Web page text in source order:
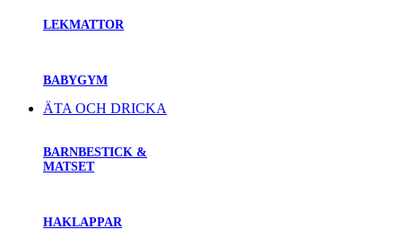
LEKMATTOR
BABYGYM
ÄTA OCH DRICKA
BARNBESTICK &
MATSET
HAKLAPPAR